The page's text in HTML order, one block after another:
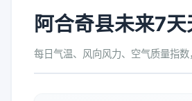
阿合奇县未来7
每日气温、风向风力、空气质量指